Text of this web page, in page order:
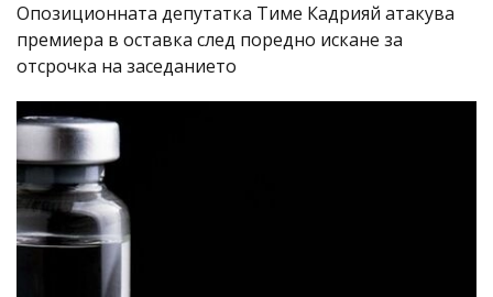
Опозиционната депутатка Тиме Кадрияй атакува
премиера в оставка след поредно искане за
отсрочка на заседанието